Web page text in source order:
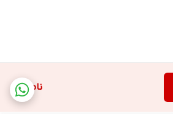
ناموجود